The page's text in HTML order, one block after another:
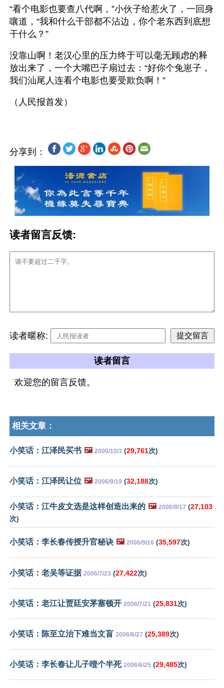
“看个电影也要查八代啊，”小伙子给惹火了，一回身
嚷道，“我和什么干部都不沾边，你个老东西到底想
干什么？”
没靠山啊！老汉心里的压力终于可以毫无顾虑的释
放出来了，一个大嘴巴子扇过去：“好你个兔崽子，
我们汕尾人连看个电影也要受欺负啊！”
分享到：
读者留言反馈:
读者暱称:
读者留言
欢迎您的留言反馈。
相关文章：
小笑话：江泽民买书 🖼️ 2006/10/3 (29,761次)
小笑话：江泽民让位 🖼️ 2006/9/19 (32,188次)
小笑话：江牛皮文选是这样创造出来的 🖼️ 2006/9/17 (27,103
次)
小笑话：李长春传授升官秘诀 🖼️ 2006/9/16 (35,597次)
小笑话：老吴等证据 2006/7/23 (27,422次)
小笑话：老江让贾廷安茅塞顿开 2006/7/21 (25,831次)
小笑话：陈至立治下难当文盲 2006/6/27 (25,389次)
小笑话：李长春让儿子噎个半死 2006/6/25 (29,485次)